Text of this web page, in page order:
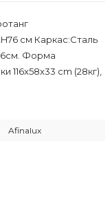
см Каркас:Сталь
Форма
116x58x33 cm (28кг),
Afinalux